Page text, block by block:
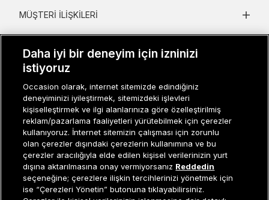
Müşteri İlişkileri0 850 800 01 20
MÜŞTERI İLIŞKILERI
KADIN KATEGORILER
GRUP MARKALAR
ERKEK KATEGORILER
Daha iyi bir deneyim için izninizi
istiyoruz
Occasion olarak, internet sitemizde edindiğiniz
deneyiminizi iyileştirmek, sitemizdeki işlevleri
kişiselleştirmek ve ilgi alanlarınıza göre özelleştirilmiş
reklam/pazarlama faaliyetleri yürütebilmek için çerezler
kullanıyoruz. İnternet sitemizin çalışması için zorunlu
olan çerezler dışındaki çerezlerin kullanımına ve bu
çerezler aracılığıyla elde edilen kişisel verilerinizin yurt
dışına aktarılmasına onay vermiyorsanız Reddedin
seçeneğine; çerezlere ilişkin tercihlerinizi yönetmek için
ise “Çerezleri Yönetin” butonuna tıklayabilirsiniz.